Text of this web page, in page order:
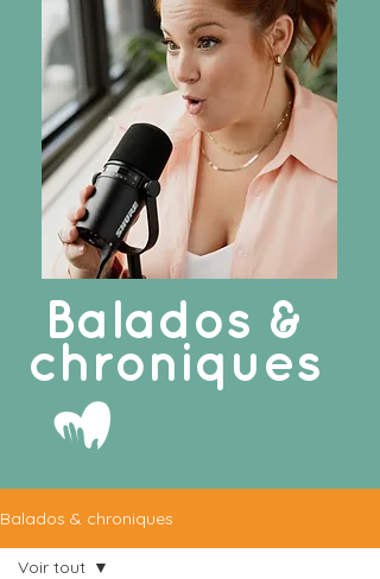
Balados &
chroniques
Balados & chroniques
Voir tout